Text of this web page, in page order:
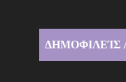
ΔΗΜΟΦΙΛΕΊΣ